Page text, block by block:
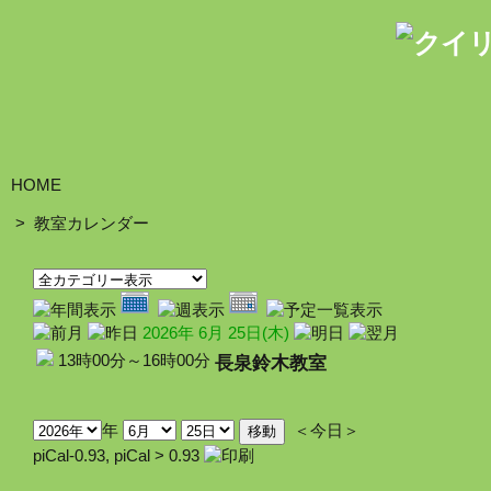
HOME
> 教室カレンダー
2026年 6月 25日(木)
13時00分～16時00分 長泉鈴木教室
年
＜今日＞
piCal-0.93, piCal > 0.93